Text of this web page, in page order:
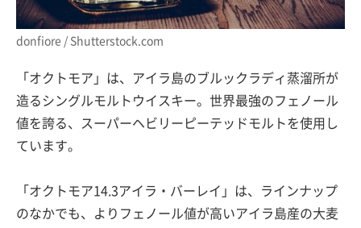
donfiore / Shutterstock.com
「オクトモア」は、アイラ島のブルックラディ蒸溜所が
造るシングルモルトウイスキー。世界最強のフェノール
値を誇る、スーパーヘビリーピーテッドモルトを使用し
ています。
「オクトモア14.3アイラ・バーレイ」は、ラインナップ
のなかでも、よりフェノール値が高いアイラ島産の大麦